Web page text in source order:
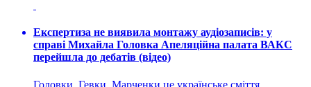
Експертиза не виявила монтажу аудіозаписів: у
справі Михайла Головка Апеляційна палата ВАКС
перейшла до дебатів (відео)
Головки, Гевки, Марченки це українське сміття,